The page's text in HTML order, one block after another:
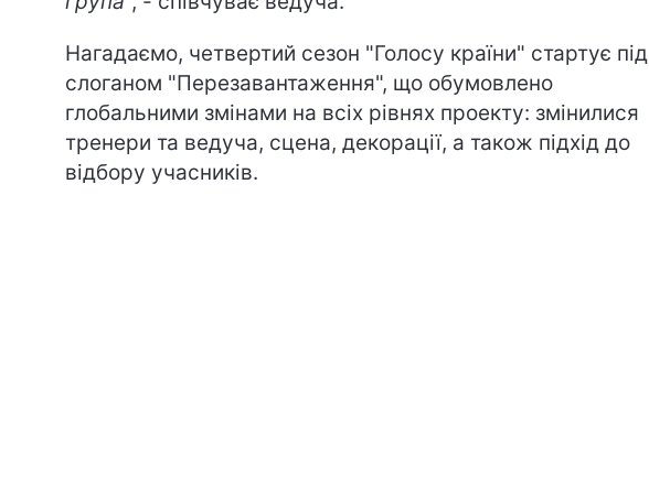
Нагадаємо, четвертий сезон "Голосу країни" стартує під
слоганом "Перезавантаження", що обумовлено
глобальними змінами на всіх рівнях проекту: змінилися
тренери та ведуча, сцена, декорації, а також підхід до
відбору учасників.